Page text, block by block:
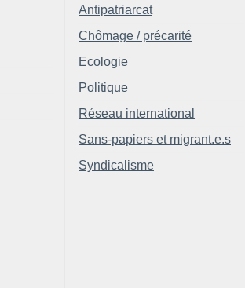
Antipatriarcat
Chômage / précarité
Ecologie
Politique
Réseau international
Sans-papiers et migrant.e.s
Syndicalisme